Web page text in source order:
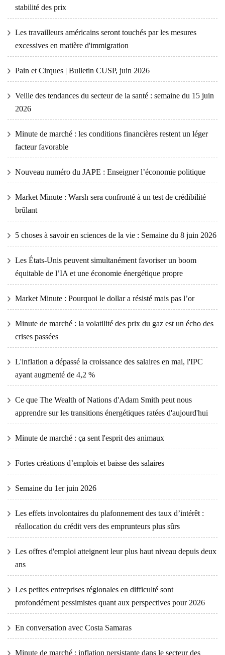
stabilité des prix
Les travailleurs américains seront touchés par les mesures
excessives en matière d'immigration
Pain et Cirques | Bulletin CUSP, juin 2026
Veille des tendances du secteur de la santé : semaine du 15 juin
2026
Minute de marché : les conditions financières restent un léger
facteur favorable
Nouveau numéro du JAPE : Enseigner l’économie politique
Market Minute : Warsh sera confronté à un test de crédibilité
brûlant
5 choses à savoir en sciences de la vie : Semaine du 8 juin 2026
Les États-Unis peuvent simultanément favoriser un boom
équitable de l’IA et une économie énergétique propre
Market Minute : Pourquoi le dollar a résisté mais pas l’or
Minute de marché : la volatilité des prix du gaz est un écho des
crises passées
L'inflation a dépassé la croissance des salaires en mai, l'IPC
ayant augmenté de 4,2 %
Ce que The Wealth of Nations d'Adam Smith peut nous
apprendre sur les transitions énergétiques ratées d'aujourd'hui
Minute de marché : ça sent l'esprit des animaux
Fortes créations d’emplois et baisse des salaires
Semaine du 1er juin 2026
Les effets involontaires du plafonnement des taux d’intérêt :
réallocation du crédit vers des emprunteurs plus sûrs
Les offres d'emploi atteignent leur plus haut niveau depuis deux
ans
Les petites entreprises régionales en difficulté sont
profondément pessimistes quant aux perspectives pour 2026
En conversation avec Costa Samaras
Minute de marché : inflation persistante dans le secteur des